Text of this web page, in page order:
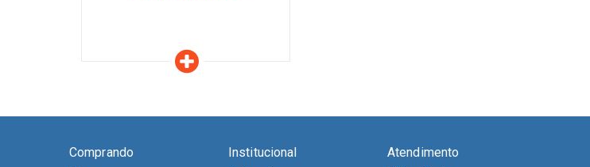
Comprando Institucional Atendimento